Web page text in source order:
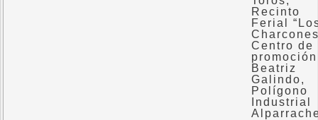
Recinto
Ferial
Centro de
promoción
Beatriz
Galindo,
Polígono
Industrial